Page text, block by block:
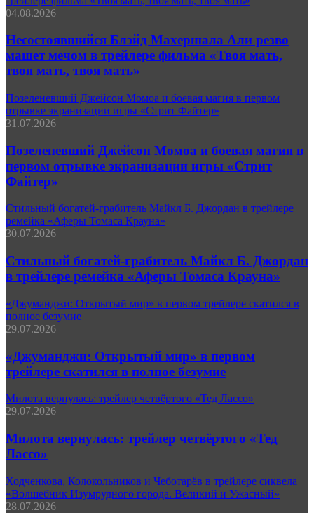
04.08.2026
Несостоявшийся Блэйд Махершала Али резво
машет мечом в трейлере фильма «Твоя мать,
твоя мать, твоя мать»
Позеленевший Джейсон Момоа и боевая магия в первом
отрывке экранизации игры «Стрит Файтер»
31.07.2026
Позеленевший Джейсон Момоа и боевая магия в
первом отрывке экранизации игры «Стрит
Файтер»
Стильный богатей-грабитель Майкл Б. Джордан в трейлере
ремейка «Аферы Томаса Крауна»
30.07.2026
Стильный богатей-грабитель Майкл Б. Джордан
в трейлере ремейка «Аферы Томаса Крауна»
«Джуманджи: Открытый мир» в первом трейлере скатился в
полное безумие
29.07.2026
«Джуманджи: Открытый мир» в первом
трейлере скатился в полное безумие
Милота вернулась: трейлер четвёртого «Тед Лассо»
29.07.2026
Милота вернулась: трейлер четвёртого «Тед
Лассо»
Ходченкова, Колокольников и Чеботарёв в трейлере сиквела
«Волшебник Изумрудного города. Великий и Ужасный»
28.07.2026